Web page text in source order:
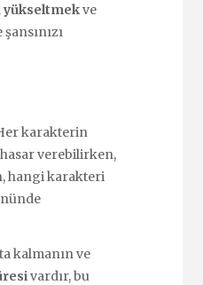
yükseltmekve
karakterin
verebilirken,
hangi karakteri
kalmanın ve
vardır, bu